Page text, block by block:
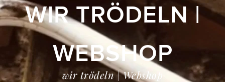
WIR TRÖDELN |
WEBSHOP
wir trödeln | Webshop